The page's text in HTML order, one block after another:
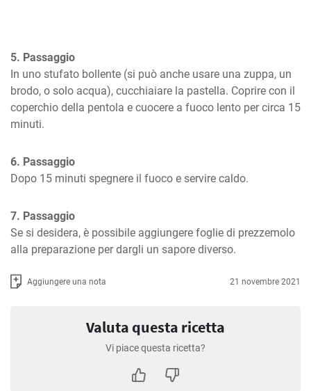
5. Passaggio
In uno stufato bollente (si può anche usare una zuppa, un
brodo, o solo acqua), cucchiaiare la pastella. Coprire con il
coperchio della pentola e cuocere a fuoco lento per circa 15
minuti.
6. Passaggio
Dopo 15 minuti spegnere il fuoco e servire caldo.
7. Passaggio
Se si desidera, è possibile aggiungere foglie di prezzemolo
alla preparazione per dargli un sapore diverso.
Aggiungere una nota 21 novembre 2021
Valuta questa ricetta
Vi piace questa ricetta?